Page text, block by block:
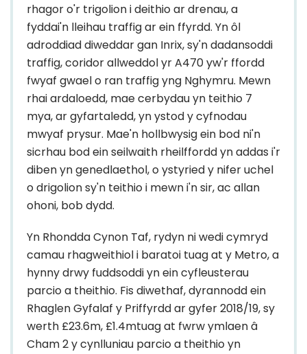
rhagor o'r trigolion i deithio ar drenau, a
fyddai'n lleihau traffig ar ein ffyrdd. Yn ôl
adroddiad diweddar gan Inrix, sy'n dadansoddi
traffig, coridor allweddol yr A470 yw'r ffordd
fwyaf gwael o ran traffig yng Nghymru. Mewn
rhai ardaloedd, mae cerbydau yn teithio 7
mya, ar gyfartaledd, yn ystod y cyfnodau
mwyaf prysur. Mae'n hollbwysig ein bod ni'n
sicrhau bod ein seilwaith rheilffordd yn addas i'r
diben yn genedlaethol, o ystyried y nifer uchel
o drigolion sy'n teithio i mewn i'n sir, ac allan
ohoni, bob dydd.
Yn Rhondda Cynon Taf, rydyn ni wedi cymryd
camau rhagweithiol i baratoi tuag at y Metro, a
hynny drwy fuddsoddi yn ein cyfleusterau
parcio a theithio. Fis diwethaf, dyrannodd ein
Rhaglen Gyfalaf y Priffyrdd ar gyfer 2018/19, sy
werth £23.6m, £1.4mtuag at fwrw ymlaen â
Cham 2 y cynlluniau parcio a theithio yn